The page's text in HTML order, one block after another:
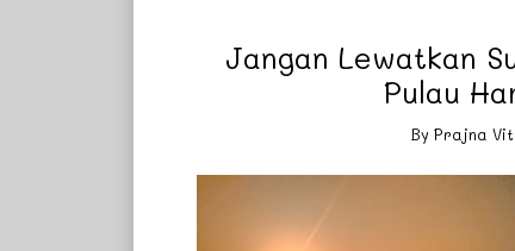
Jangan Lewatkan
Pulau
By Prajna